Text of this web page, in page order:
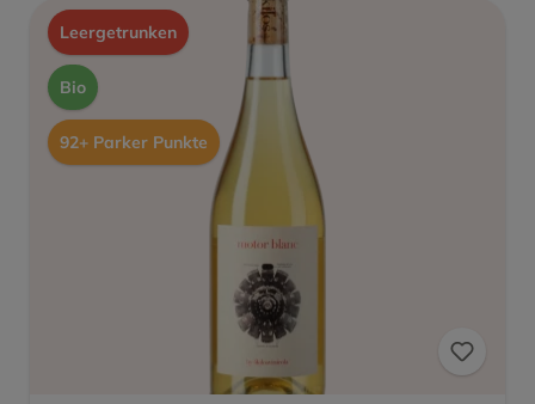
Leergetrunken
Bio
92+ Parker Punkte